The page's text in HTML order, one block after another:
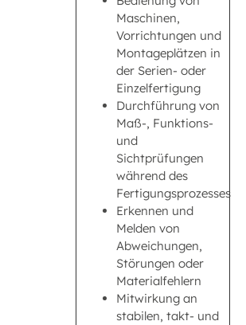
Maschinen,
Vorrichtungen und
Montageplätzen in
der Serien- oder
Einzelfertigung
Durchführung von
Maß-, Funktions-
und
Sichtprüfungen
während des
Fertigungsprozesses
Erkennen und
Melden von
Abweichungen,
Störungen oder
Materialfehlern
Mitwirkung an
stabilen, takt- und